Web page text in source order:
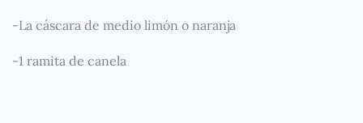
-La cáscara de medio limón o naranja
-1 ramita de canela